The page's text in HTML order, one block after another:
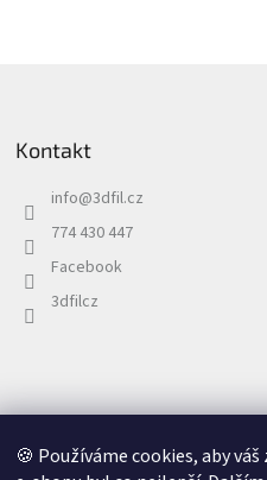
🍪 Používáme cookies, aby
Kontakt
info@3dfil.cz
774 430 447
Facebook
3dfilcz